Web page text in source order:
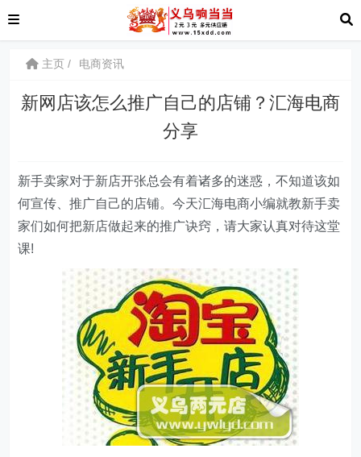
主页 电商资讯
新网店该怎么推广自己的店铺？汇海电商
分享
新手卖家对于新店开张总会有着诸多的迷惑，不知道该如
何宣传、推广自己的店铺。今天汇海电商小编就教新手卖
家们如何把新店做起来的推广诀窍，请大家认真对待这堂
课!